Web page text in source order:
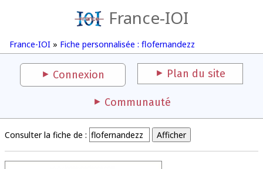
France-IOI
France-IOI » Fiche personnalisée : flofernandezz
Connexion Plan du site
Communauté
Consulter la fiche de :